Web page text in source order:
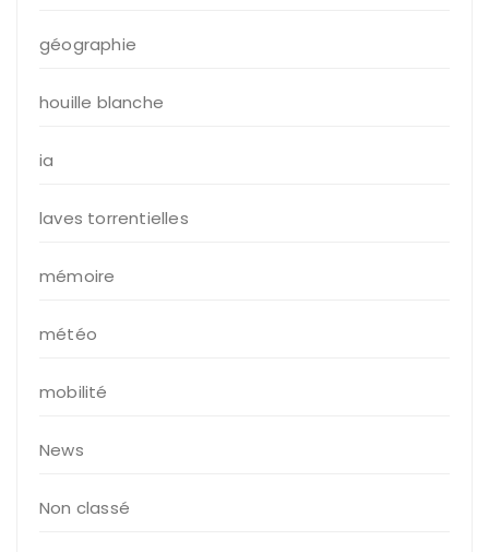
géographie
houille blanche
ia
laves torrentielles
mémoire
météo
mobilité
News
Non classé